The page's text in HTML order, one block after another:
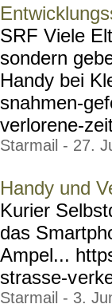
SRF Viele
sondern
Handy bei
snahmen-
verlorene-
Starmail - 27.
Handy und
Kurier
das
Ampel...
strasse-v
Starmail - 3.